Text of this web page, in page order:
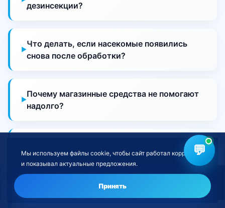
дезинсекции?
Что делать, если насекомые появились
снова после обработки?
Почему магазинные средства не помогают
надолго?
Можно ли находиться в квартире во время
дезинсекции?
Выезжаете ли вы в мой район?
Нужна обработка от насекомых? Оставить заявку
Мы используем файлы cookie, чтобы сайт работал корректно
и показывал актуальные предложения.
Принять
💬